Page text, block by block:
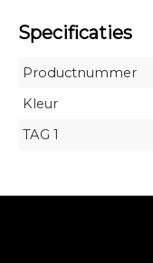
Specificaties
Productnummer
Kleur
TAG 1